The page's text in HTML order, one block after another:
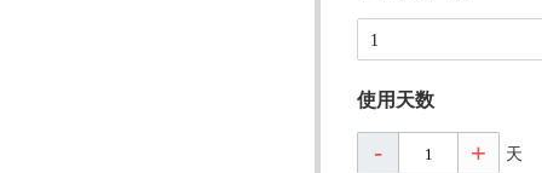
使用天数
天